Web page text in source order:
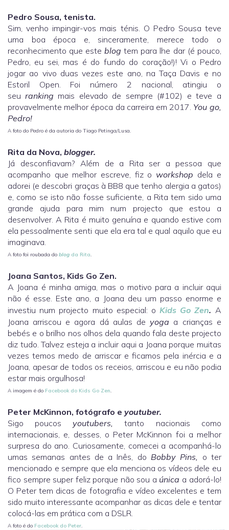
Pedro Sousa, tenista.
Sim, venho impingir-vos mais ténis. O Pedro Sousa teve
uma boa época e, sinceramente, merece todo o
reconhecimento que este blog tem para lhe dar (é pouco,
Pedro, eu sei, mas é do fundo do coração!)! Vi o Pedro
jogar ao vivo duas vezes este ano, na Taça Davis e no
Estoril Open. Foi número 2 nacional, atingiu o
seu ranking mais elevado de sempre (#102) e teve a
provavelmente melhor época da carreira em 2017. You go,
Pedro!
A foto do Pedro é da autoria do Tiago Petinga/Lusa.
Rita da Nova, blogger.
Já desconfiavam? Além de a Rita ser a pessoa que
acompanho que melhor escreve, fiz o workshop dela e
adorei (e descobri graças à BB8 que tenho alergia a gatos)
e, como se isto não fosse suficiente, a Rita tem sido uma
grande ajuda para mim num projecto que estou a
desenvolver. A Rita é muito genuína e quando estive com
ela pessoalmente senti que ela era tal e qual aquilo que eu
imaginava.
A foto foi roubada do blog da Rita.
Joana Santos, Kids Go Zen.
A Joana é minha amiga, mas o motivo para a incluir aqui
não é esse. Este ano, a Joana deu um passo enorme e
investiu num projecto muito especial: o Kids Go Zen. A
Joana arriscou e agora dá aulas de yoga a crianças e
bebés e o brilho nos olhos dela quando fala deste projecto
diz tudo. Talvez esteja a incluir aqui a Joana porque muitas
vezes temos medo de arriscar e ficamos pela inércia e a
Joana, apesar de todos os receios, arriscou e eu não podia
estar mais orgulhosa!
A imagem é do Facebook do Kids Go Zen.
Peter McKinnon, fotógrafo e youtuber.
Sigo poucos youtubers, tanto nacionais como
internacionais, e, desses, o Peter McKinnon foi a melhor
surpresa do ano. Curiosamente, comecei a acompanhá-lo
umas semanas antes de a Inês, do Bobby Pins, o ter
mencionado e sempre que ela menciona os vídeos dele eu
fico sempre super feliz porque não sou a única a adorá-lo!
O Peter tem dicas de fotografia e vídeo excelentes e tem
sido muito interessante acompanhar as dicas dele e tentar
colocá-las em prática com a DSLR.
A foto é do Facebook do Peter.